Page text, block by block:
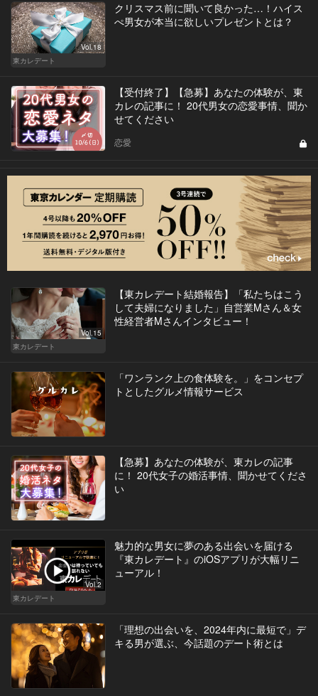
Vol.18
東カレデート
クリスマス前に聞いて良かった…！ハイス
ぺ男女が本当に欲しいプレゼントとは？
【受付終了】【急募】あなたの体験が、東
カレの記事に！ 20代男女の恋愛事情、聞か
せてください
恋愛
Vol.15
東カレデート
【東カレデート結婚報告】「私たちはこう
して夫婦になりました」自営業Mさん＆女
性経営者Mさんインタビュー！
「ワンランク上の食体験を。」をコンセプ
トとしたグルメ情報サービス
【急募】あなたの体験が、東カレの記事
に！ 20代女子の婚活事情、聞かせてくださ
い
Vol.2
東カレデート
魅力的な男女に夢のある出会いを届ける
『東カレデート』のiOSアプリが大幅リニ
ューアル！
「理想の出会いを、2024年内に最短で」デ
キる男が選ぶ、今話題のデート術とは